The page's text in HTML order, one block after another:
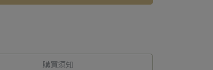
購買須知